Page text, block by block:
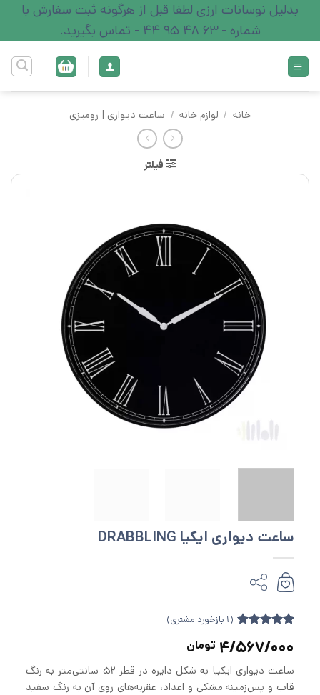
content
بدلیل نوسانات ارزی لطفا قبل از هرگونه ثبت سفارش با
شماره - 63 48 95 44 - تماس بگیرید.
خانه / لوازم خانه / ساعت دیواری | رومیزی
فیلتر
ساعت دیواری ایکیا DRABBLING
از 5 در
مشتری
(
1 بازخورد مشتری)
4/567/000 تومان
ساعت دیواری ایکیا به شکل دایره در قطر ۵۲ سانتی‌متر به رنگ
قاب و پس‌زمینه مشکی و اعداد، عقربه‌های روی آن به رنگ سفید